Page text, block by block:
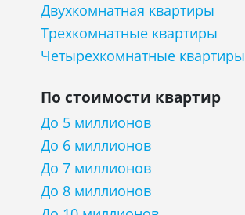
Двухкомнатная квартиры
Трехкомнатные квартиры
Четырехкомнатные квартиры
По стоимости квартир
До 5 миллионов
До 6 миллионов
До 7 миллионов
До 8 миллионов